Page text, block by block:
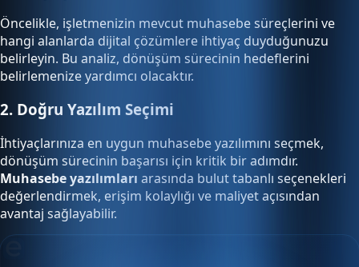
Öncelikle, işletmenizin mevcut muhasebe süreçlerini ve
hangi alanlarda dijital çözümlere ihtiyaç duyduğunuzu
belirleyin. Bu analiz, dönüşüm sürecinin hedeflerini
belirlemenize yardımcı olacaktır.
2. Doğru Yazılım Seçimi
İhtiyaçlarınıza en uygun muhasebe yazılımını seçmek,
dönüşüm sürecinin başarısı için kritik bir adımdır.
Muhasebe yazılımları arasında bulut tabanlı seçenekleri
değerlendirmek, erişim kolaylığı ve maliyet açısından
avantaj sağlayabilir.